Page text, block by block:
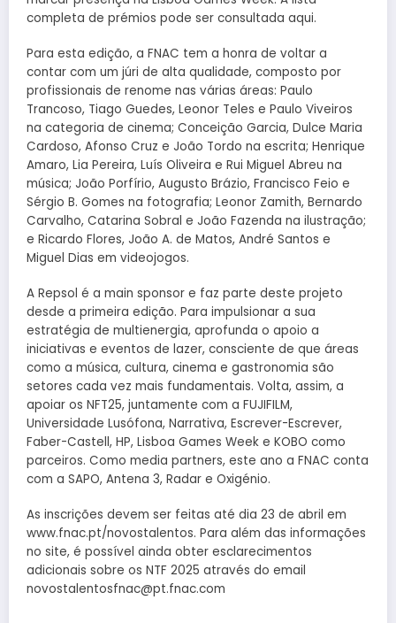
completa de prémios pode ser consultada aqui.
Para esta edição, a FNAC tem a honra de voltar a
contar com um júri de alta qualidade, composto por
profissionais de renome nas várias áreas: Paulo
Trancoso, Tiago Guedes, Leonor Teles e Paulo Viveiros
na categoria de cinema; Conceição Garcia, Dulce Maria
Cardoso, Afonso Cruz e João Tordo na escrita; Henrique
Amaro, Lia Pereira, Luís Oliveira e Rui Miguel Abreu na
música; João Porfírio, Augusto Brázio, Francisco Feio e
Sérgio B. Gomes na fotografia; Leonor Zamith, Bernardo
Carvalho, Catarina Sobral e João Fazenda na ilustração;
e Ricardo Flores, João A. de Matos, André Santos e
Miguel Dias em videojogos.
A Repsol é a main sponsor e faz parte deste projeto
desde a primeira edição. Para impulsionar a sua
estratégia de multienergia, aprofunda o apoio a
iniciativas e eventos de lazer, consciente de que áreas
como a música, cultura, cinema e gastronomia são
setores cada vez mais fundamentais. Volta, assim, a
apoiar os NFT25, juntamente com a FUJIFILM,
Universidade Lusófona, Narrativa, Escrever-Escrever,
Faber-Castell, HP, Lisboa Games Week e KOBO como
parceiros. Como media partners, este ano a FNAC conta
com a SAPO, Antena 3, Radar e Oxigénio.
As inscrições devem ser feitas até dia 23 de abril em
www.fnac.pt/novostalentos. Para além das informações
no site, é possível ainda obter esclarecimentos
adicionais sobre os NTF 2025 através do email
novostalentosfnac@pt.fnac.com